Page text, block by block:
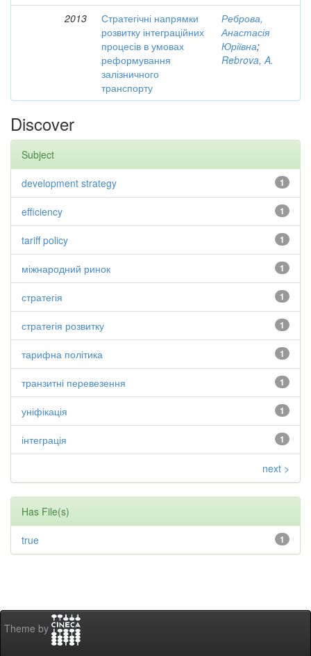
2013
Стратегічні напрямки
розвитку інтеграційних
процесів в умовах
реформування
залізничного
транспорту
Реброва,
Анастасія
Юріївна;
Rebrova, A.
Discover
Subject
1
development strategy
1
efficiency
1
tariff policy
1
міжнародний ринок
1
стратегія
1
стратегія розвитку
1
тарифна політика
1
транзитні перевезення
1
уніфікація
1
інтеграція
next >
Has File(s)
1
true
Theme by